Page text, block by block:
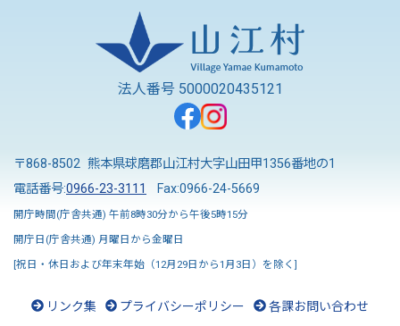
法人番号 5000020435121
〒868-8502 熊本県球磨郡山江村大字山田甲1356番地の1
電話番号:0966-23-3111 Fax:0966-24-5669
開庁時間(庁舎共通) 午前8時30分から午後5時15分
開庁日(庁舎共通) 月曜日から金曜日
[祝日・休日および年末年始（12月29日から1月3日）を除く]
リンク集 プライバシーポリシー 各課お問い合わせ